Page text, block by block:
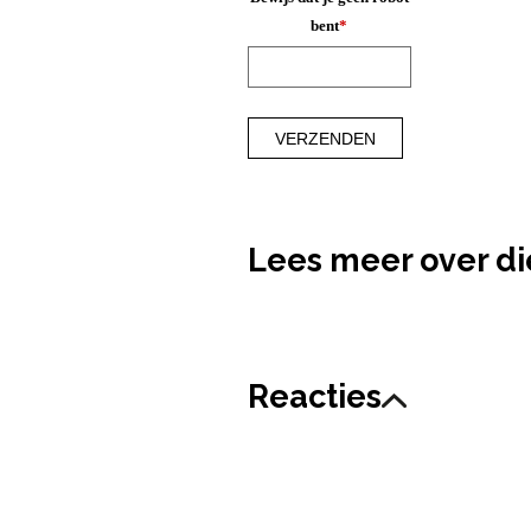
bent*
Lees meer over
Reacties